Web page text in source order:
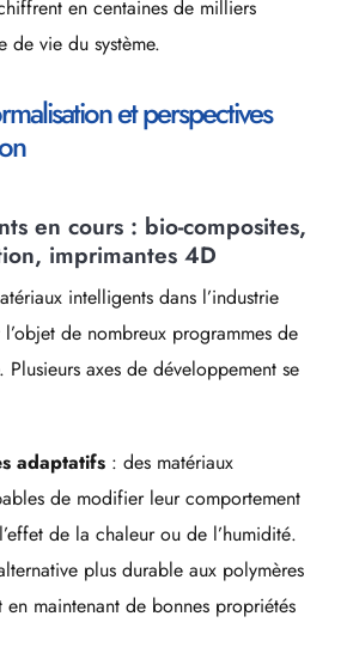
en centaines de milliers
de vie du système.
et perspectives
en cours : bio-composites,
imprimantes 4D
intelligents dans l’industrie
de nombreux programmes de
Plusieurs axes de développement se
adaptatifs : des matériaux
de modifier leur comportement
de la chaleur ou de l’humidité.
plus durable aux polymères
en maintenant de bonnes propriétés